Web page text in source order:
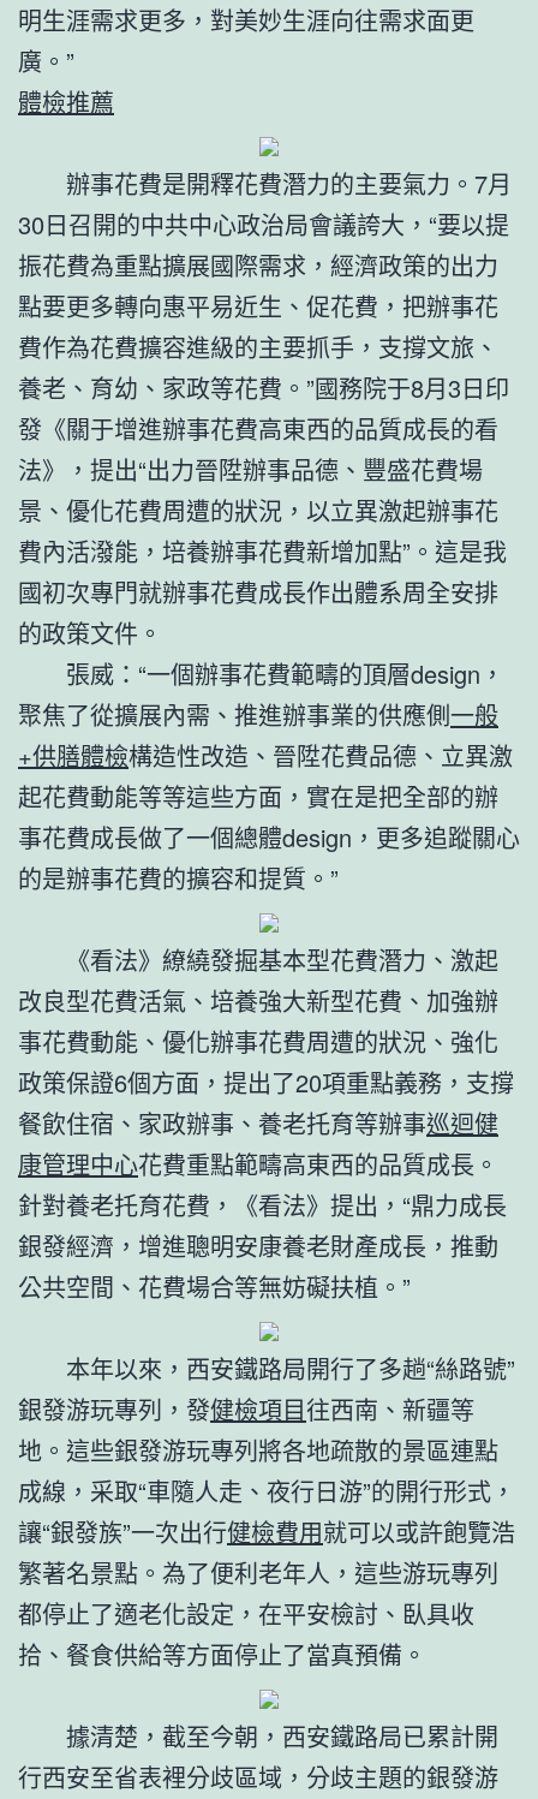
明生涯需求更多，對美妙生涯向往需求面更
廣。”
體檢推薦
辦事花費是開釋花費潛力的主要氣力。7月
30日召開的中共中心政治局會議誇大，“要以提
振花費為重點擴展國際需求，經濟政策的出力
點要更多轉向惠平易近生、促花費，把辦事花
費作為花費擴容進級的主要抓手，支撐文旅、
養老、育幼、家政等花費。”國務院于8月3日印
發《關于增進辦事花費高東西的品質成長的看
法》，提出“出力晉陞辦事品德、豐盛花費場
景、優化花費周遭的狀況，以立異激起辦事花
費內活潑能，培養辦事花費新增加點”。這是我
國初次專門就辦事花費成長作出體系周全安排
的政策文件。
張威：“一個辦事花費範疇的頂層design，
聚焦了從擴展內需、推進辦事業的供應側一般
+供膳體檢構造性改造、晉陞花費品德、立異激
起花費動能等等這些方面，實在是把全部的辦
事花費成長做了一個總體design，更多追蹤關心
的是辦事花費的擴容和提質。”
《看法》繚繞發掘基本型花費潛力、激起
改良型花費活氣、培養強大新型花費、加強辦
事花費動能、優化辦事花費周遭的狀況、強化
政策保證6個方面，提出了20項重點義務，支撐
餐飲住宿、家政辦事、養老托育等辦事巡迴健
康管理中心花費重點範疇高東西的品質成長。
針對養老托育花費，《看法》提出，“鼎力成長
銀發經濟，增進聰明安康養老財產成長，推動
公共空間、花費場合等無妨礙扶植。”
本年以來，西安鐵路局開行了多趟“絲路號”
銀發游玩專列，發健檢項目往西南、新疆等
地。這些銀發游玩專列將各地疏散的景區連點
成線，采取“車隨人走、夜行日游”的開行形式，
讓“銀發族”一次出行健檢費用就可以或許飽覽浩
繁著名景點。為了便利老年人，這些游玩專列
都停止了適老化設定，在平安檢討、臥具收
拾、餐食供給等方面停止了當真預備。
據清楚，截至今朝，西安鐵路局已累計開
行西安至省表裡分歧區域，分歧主題的銀發游